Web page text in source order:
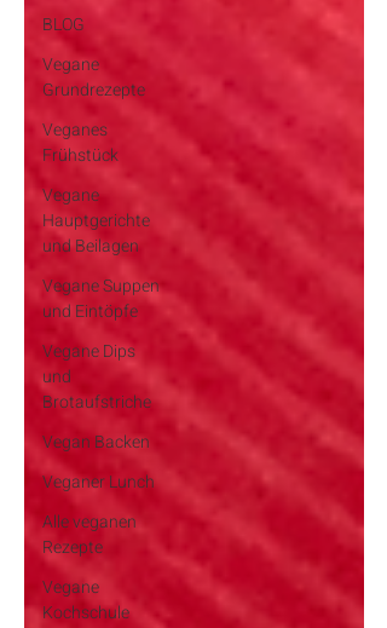
BLOG
Vegane
Grundrezepte
Veganes
Frühstück
Vegane
Hauptgerichte
und Beilagen
Vegane Suppen
und Eintöpfe
Vegane Dips
und
Brotaufstriche
Vegan Backen
Veganer Lunch
Alle veganen
Rezepte
Vegane
Kochschule